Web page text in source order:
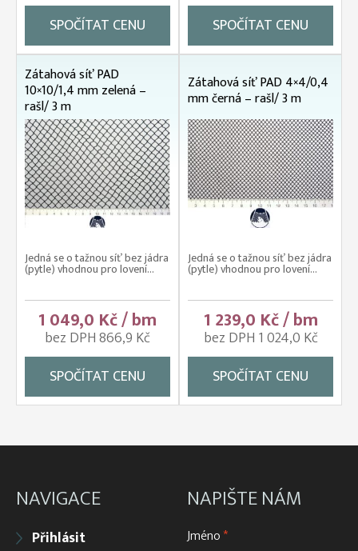
SPOČÍTAT CENU
SPOČÍTAT CENU
Zátahová síť PAD
10×10/1,4 mm zelená –
rašl/ 3 m
Jedná se o tažnou síť bez jádra
(pytle) vhodnou pro lovení...
1 049,0 Kč / bm
bez DPH 866,9 Kč
SPOČÍTAT CENU
Zátahová síť PAD 4×4/0,4
mm černá – rašl/ 3 m
Jedná se o tažnou síť bez jádra
(pytle) vhodnou pro lovení...
1 239,0 Kč / bm
bez DPH 1 024,0 Kč
SPOČÍTAT CENU
NAVIGACE
Přihlásit
NAPIŠTE NÁM
Jméno*